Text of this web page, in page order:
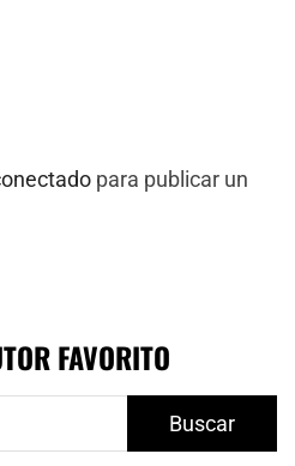
para publicar un
FAVORITO